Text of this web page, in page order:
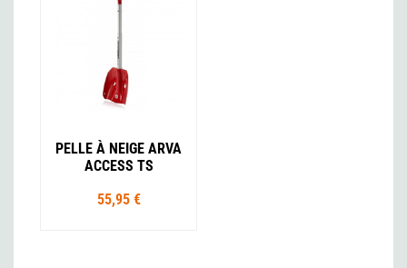
PELLE À NEIGE ARVA
ACCESS TS
55,95 €